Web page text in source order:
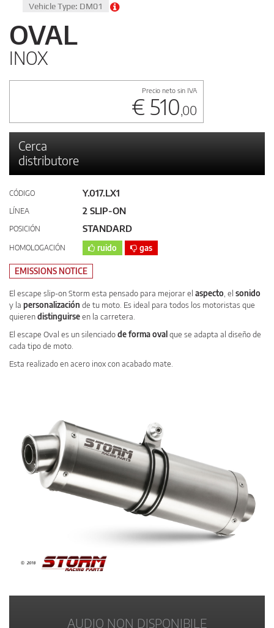
Vehicle Type: DM01
OVAL
INOX
Precio neto sin IVA
€ 510,00
Cerca
distributore
CÓDIGO Y.017.LX1
LÍNEA 2 SLIP-ON
POSICIÓN STANDARD
HOMOLOGACIÓN ruido gas
EMISSIONS NOTICE
El escape slip-on Storm esta pensado para mejorar el aspecto , el sonido
y la personalización de tu moto. Es ideal para todos los motoristas que
quierendistinguirseen la carretera.
El escape Oval es un silenciadode forma oval que se adapta al diseño de
cada tipo de moto.
Esta realizado en acero inox con acabado mate.
AUDIO NON DISPONIBILE